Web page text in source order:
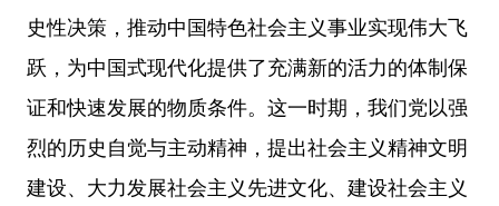
史性决策，推动中国特色社会主义事业实现伟大飞
跃，为中国式现代化提供了充满新的活力的体制保
证和快速发展的物质条件。这一时期，我们党以强
烈的历史自觉与主动精神，提出社会主义精神文明
建设、大力发展社会主义先进文化、建设社会主义